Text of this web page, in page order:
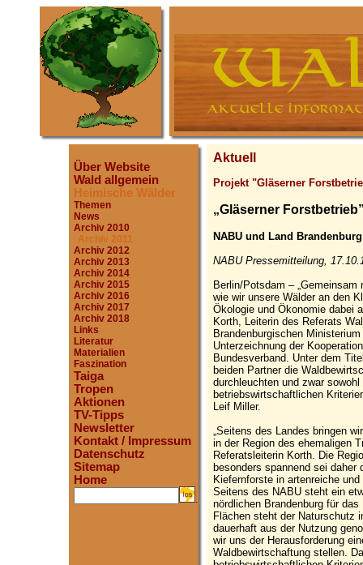
Über Website
Wald allgemein
Heimische Wälder
Themen
News
Archiv 2010
Archiv 2011
Archiv 2012
Archiv 2013
Archiv 2014
Archiv 2015
Archiv 2016
Archiv 2017
Archiv 2018
Links
Literatur
Materialien
Faszination
Taiga
Tropen
Aktionen
TV-Tipps
Newsletter
Kontakt / Impressum
Datenschutz
Sitemap
Home
.
Aktuell
Projekt "Gläserner
„Gläserner
NABU und Land
NABU Pressemitteilung,
Berlin/Potsdam –
wie wir unsere Wälder an den
Ökologie und Ökonomie dabei
Korth, Leiterin des Referats
Brandenburgischen
Unterzeichnung der
Bundesverband. Unter dem
beiden Partner die
durchleuchten und zwar
betriebswirtschaftlichen
Leif Miller.
„Seitens des Landes bringen
in der Region des ehemaligen
Referatsleiterin Korth. Die
besonders spannend sei daher
Kiefernforste in artenreiche
Seitens des NABU steht ein
nördlichen Brandenburg für
Flächen steht der Naturschutz
dauerhaft aus der Nutzung
wir uns der Herausforderung
Waldbewirtschaftung stellen.